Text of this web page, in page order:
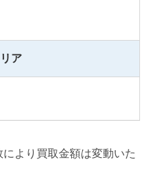
ア
より買取金額は変動いた